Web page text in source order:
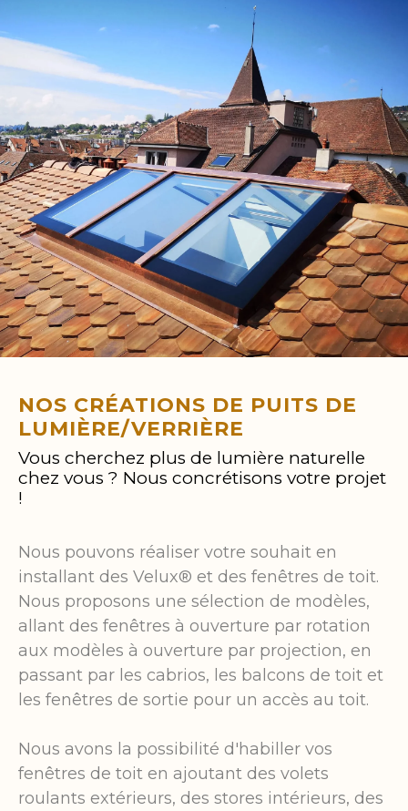
NOS CRÉATIONS DE PUITS DE
LUMIÈRE/VERRIÈRE
Vous cherchez plus de lumière naturelle
chez vous ? Nous concrétisons votre projet
!
Nous pouvons réaliser votre souhait en
installant des Velux® et des fenêtres de toit.
Nous proposons une sélection de modèles,
allant des fenêtres à ouverture par rotation
aux modèles à ouverture par projection, en
passant par les cabrios, les balcons de toit et
les fenêtres de sortie pour un accès au toit.
Nous avons la possibilité d'habiller vos
fenêtres de toit en ajoutant des volets
roulants extérieurs, des stores intérieurs, des